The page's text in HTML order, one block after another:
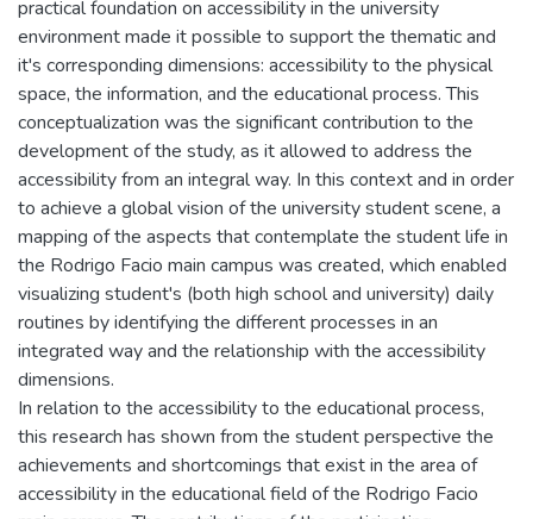
practical foundation on accessibility in the university
environment made it possible to support the thematic and
it's corresponding dimensions: accessibility to the physical
space, the information, and the educational process. This
conceptualization was the significant contribution to the
development of the study, as it allowed to address the
accessibility from an integral way. In this context and in order
to achieve a global vision of the university student scene, a
mapping of the aspects that contemplate the student life in
the Rodrigo Facio main campus was created, which enabled
visualizing student's (both high school and university) daily
routines by identifying the different processes in an
integrated way and the relationship with the accessibility
dimensions.
In relation to the accessibility to the educational process,
this research has shown from the student perspective the
achievements and shortcomings that exist in the area of
accessibility in the educational field of the Rodrigo Facio